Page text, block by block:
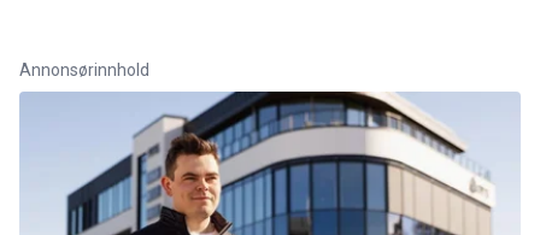
Annonsørinnhold